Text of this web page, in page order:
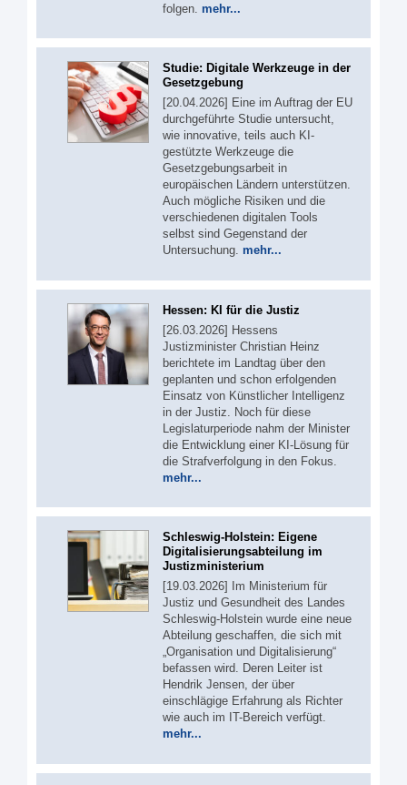
folgen. mehr...
Studie: Digitale Werkzeuge in der
Gesetzgebung
[20.04.2026] Eine im Auftrag der EU
durchgeführte Studie untersucht,
wie innovative, teils auch KI-
gestützte Werkzeuge die
Gesetzgebungsarbeit in
europäischen Ländern unterstützen.
Auch mögliche Risiken und die
verschiedenen digitalen Tools
selbst sind Gegenstand der
Untersuchung. mehr...
Hessen: KI für die Justiz
[26.03.2026] Hessens
Justizminister Christian Heinz
berichtete im Landtag über den
geplanten und schon erfolgenden
Einsatz von Künstlicher Intelligenz
in der Justiz. Noch für diese
Legislaturperiode nahm der Minister
die Entwicklung einer KI-Lösung für
die Strafverfolgung in den Fokus.
mehr...
Schleswig-Holstein: Eigene
Digitalisierungsabteilung im
Justizministerium
[19.03.2026] Im Ministerium für
Justiz und Gesundheit des Landes
Schleswig-Holstein wurde eine neue
Abteilung geschaffen, die sich mit
„Organisation und Digitalisierung“
befassen wird. Deren Leiter ist
Hendrik Jensen, der über
einschlägige Erfahrung als Richter
wie auch im IT-Bereich verfügt.
mehr...